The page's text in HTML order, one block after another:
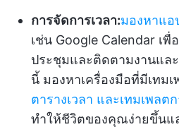
การจัดการเวลา:มองหาแ
เช่น Google Calendar เ
ประชุมและติดตามงานแล
นี้ มองหาเครื่องมือที่มีเทมเ
ตารางเวลา และเทมเพลต
ทำให้ชีวิตของคุณง่ายขึ้นแ